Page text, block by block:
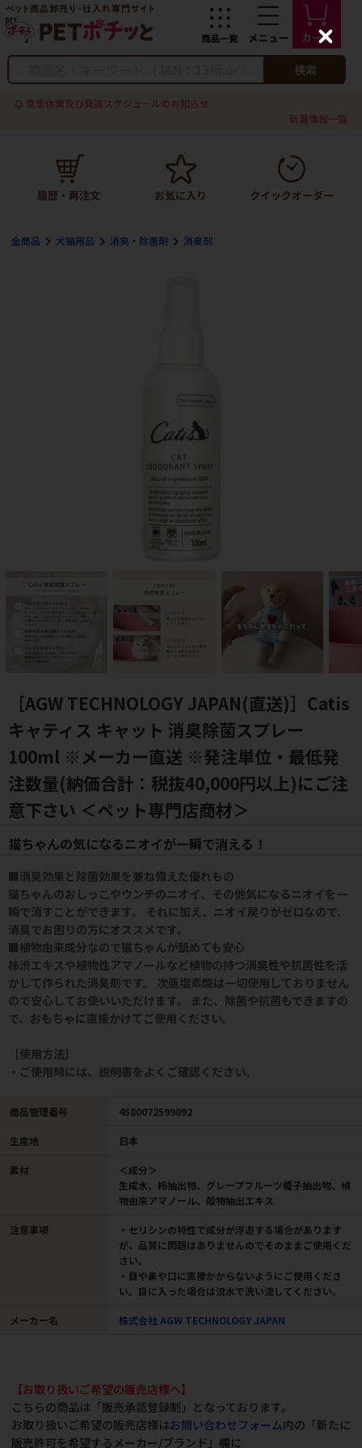
検索
夏季休業及び発送スケジュールのお知らせ
新着情報一覧
全商品 犬猫用品 消臭・除菌剤 消臭剤
［AGW TECHNOLOGY JAPAN(直送)］Catis
キャティス キャット 消臭除菌スプレー
100ml ※メーカー直送 ※発注単位・最低発
注数量(納価合計：税抜40,000円以上)にご注
意下さい ＜ペット専門店商材＞
猫ちゃんの気になるニオイが一瞬で消える！
■消臭効果と除菌効果を兼ね備えた優れもの
猫ちゃんのおしっこやウンチのニオイ、その他気になるニオイを一
瞬で消すことができます。 それに加え、ニオイ戻りがゼロなので、
消臭でお困りの方にオススメです。
■植物由来成分なので猫ちゃんが舐めても安心
柿渋エキスや植物性アマノールなど植物の持つ消臭性や抗菌性を活
かして作られた消臭剤です。 次亜塩素酸は一切使用しておりません
ので安心してお使いいただけます。 また、除菌や抗菌もできますの
で、おもちゃに直接かけてご使用ください。
［使用方法］
・ご使用時には、説明書をよくご確認ください。
商品管理番号 4580072599092
生産地 日本
素材
＜成分＞
生成水、柿抽出物、グレープフルーツ種子抽出物、植
物由来アマノール、殻物抽出エキス
注意事項
・セリシンの特性で成分が浮遊する場合があります
が、品質に問題はありませんのでそのままご使用くだ
さい。
・目や鼻や口に直接かからないようにご使用くださ
い。目に入った場合は流水で洗い流してください。
メーカー名 株式会社 AGW TECHNOLOGY JAPAN
【お取り扱いご希望の販売店様へ】
こちらの商品は「販売承認登録制」となっております。
お取り扱いご希望の販売店様はお問い合わせフォーム内の「新たに
販売許可を希望するメーカー/ブランド」欄に
C
l
s